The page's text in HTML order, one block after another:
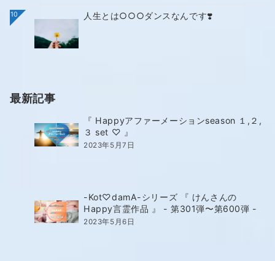
10 人生とは○○○ダンスなんです❣️
最新記事
『 Happyアファーメーションseason １,２,
３ set ♡ 』
2023年5月7日
-Kot♡damA-シリーズ 『 けんさんの
Happy言霊作品 』 - 第301弾〜第600弾 -
2023年5月6日